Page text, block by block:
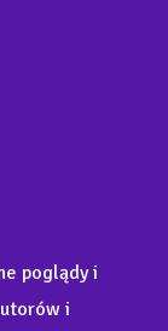
poglądy i
i